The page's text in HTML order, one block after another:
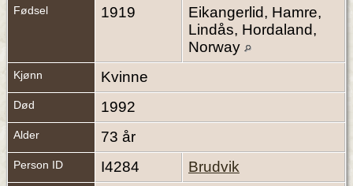
Fødsel 1919
Eikangerlid, Hamre,
Lindås, Hordaland,
Norway
Kjønn Kvinne
Død 1992
Alder 73 år
Person ID I4284 Brudvik